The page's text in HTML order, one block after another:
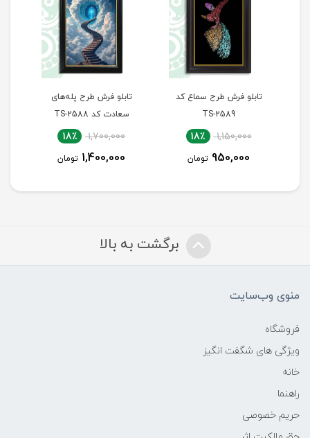
تابلو فرش طرح سماع کد
TS-2589
1,150,000 18٪
950,000 تومان
تابلو فرش طرح پله‌های
سعادت کد TS-2588
1,700,000 18٪
1,400,000 تومان
برگشت به بالا
منوی وب‌سایت
فروشگاه
ویژگی های شگفت انگیز
خانه
راهنما
حریم خصوصی